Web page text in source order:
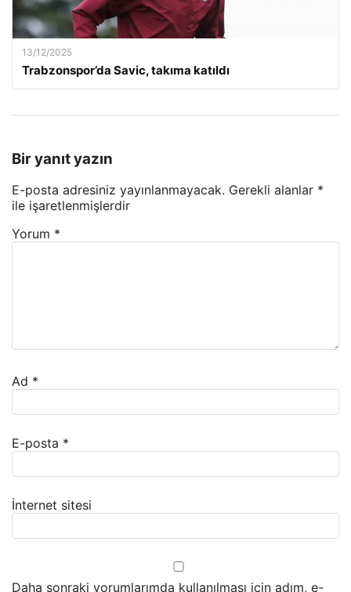
13/12/2025
Trabzonspor’da Savic, takıma katıldı
Bir yanıt yazın
E-posta adresiniz yayınlanmayacak. Gerekli alanlar *
ile işaretlenmişlerdir
Yorum *
Ad *
E-posta *
İnternet sitesi
Daha sonraki yorumlarımda kullanılması için adım, e-